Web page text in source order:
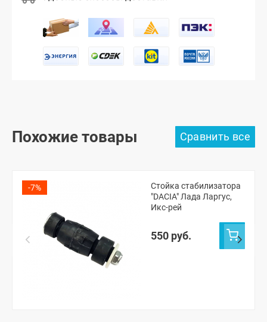
Похожие товары
-7%
Стойка стабилизатора
"DACIA" Лада Ларгус,
Икс-рей
550 руб.